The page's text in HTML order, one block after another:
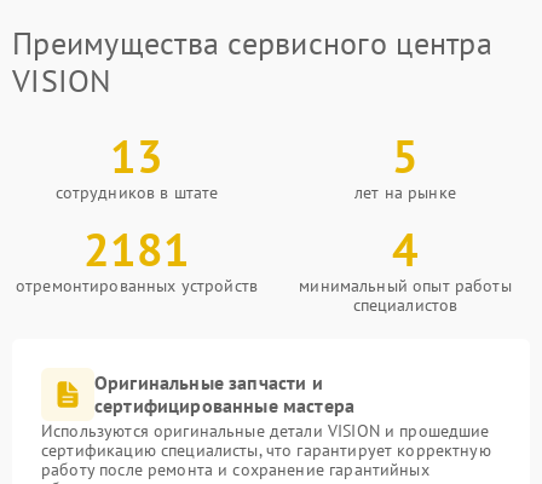
Преимущества сервисного центра
VISION
13
сотрудников в штате
5
лет на рынке
2181
отремонтированных устройств
4
минимальный опыт работы
специалистов
Оригинальные запчасти и
сертифицированные мастера
Используются оригинальные детали VISION и прошедшие
сертификацию специалисты, что гарантирует корректную
работу после ремонта и сохранение гарантийных